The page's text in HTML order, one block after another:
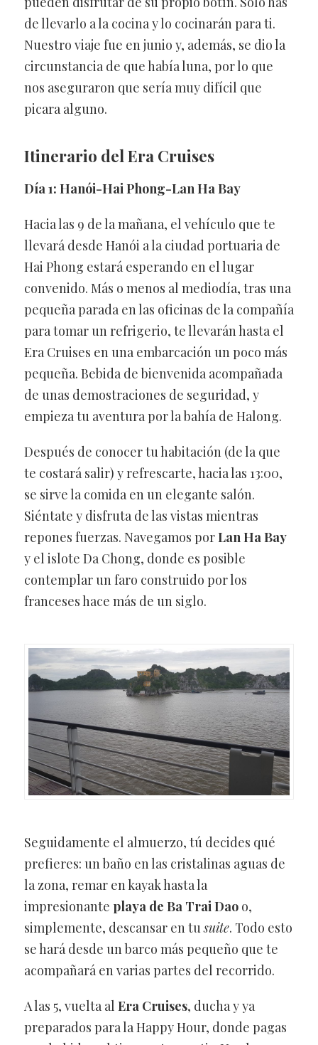
de llevarlo a la cocina y lo cocinarán para ti.
Nuestro viaje fue en junio y, además, se dio la
circunstancia de que había luna, por lo que
nos aseguraron que sería muy difícil que
picara alguno.
Itinerario del Era Cruises
Día 1: Hanói-Hai Phong-Lan Ha Bay
Hacia las 9 de la mañana, el vehículo que te
llevará desde Hanói a la ciudad portuaria de
Hai Phong estará esperando en el lugar
convenido. Más o menos al mediodía, tras una
pequeña parada en las oficinas de la compañía
para tomar un refrigerio, te llevarán hasta el
Era Cruises en una embarcación un poco más
pequeña. Bebida de bienvenida acompañada
de unas demostraciones de seguridad, y
empieza tu aventura por la bahía de Halong.
Después de conocer tu habitación (de la que
te costará salir) y refrescarte, hacia las 13:00,
se sirve la comida en un elegante salón.
Siéntate y disfruta de las vistas mientras
repones fuerzas. Navegamos porLan Ha Bay
y el islote Da Chong, donde es posible
contemplar un faro construido por los
franceses hace más de un siglo.
Seguidamente el almuerzo, tú decides qué
prefieres: un baño en las cristalinas aguas de
la zona, remar en kayak hasta la
impresionante playa de Ba Trai Daoo,
simplemente, descansar en tusuite. Todo esto
se hará desde un barco más pequeño que te
acompañará en varias partes del recorrido.
A las 5, vuelta al Era Cruises, ducha y ya
preparados para la Happy Hour, donde pagas